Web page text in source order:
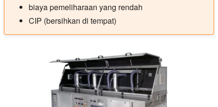
biaya pemeliharaan yang rendah
CIP (bersihkan di tempat)